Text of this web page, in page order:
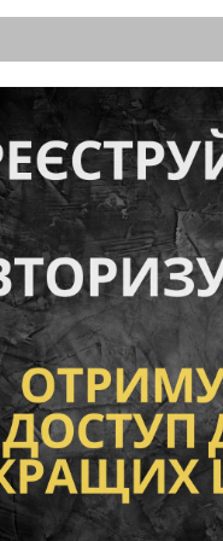
за нами:
наш інтернет магазин?